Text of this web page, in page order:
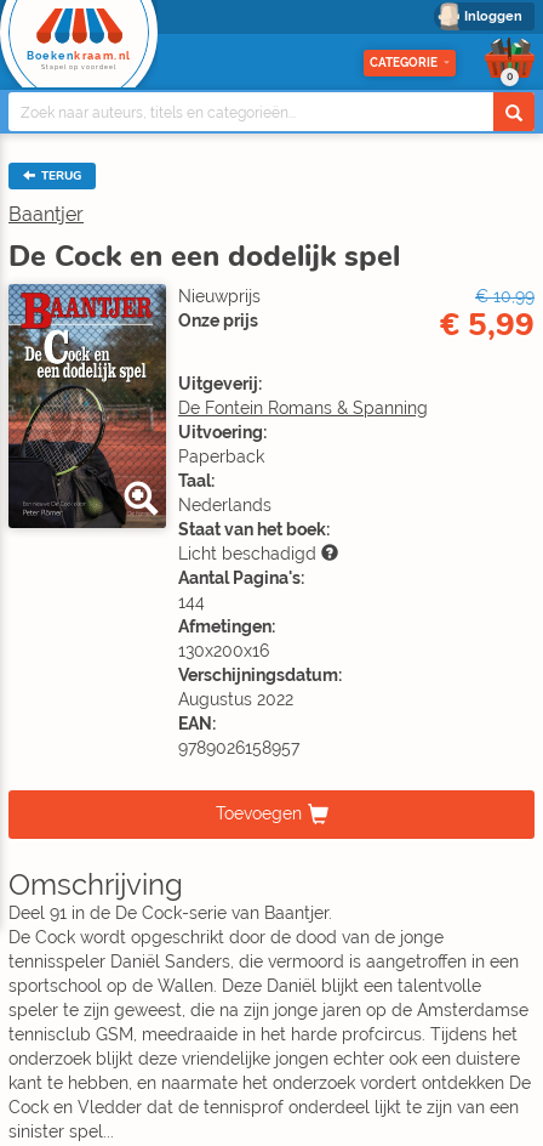
Inloggen
Boeken kraam.nl
Stapel op voordeel CATEGORIE
0
TERUG
Baantjer
De Cock en een dodelijk spel
Nieuwprijs
€ 10,99
Onze prijs
€ 5,99
Uitgeverij:
De Fontein Romans & Spanning
Uitvoering:
Paperback
Taal:
Nederlands
Staat van het boek:
Licht beschadigd
Aantal Pagina's:
144
Afmetingen:
130x200x16
Verschijningsdatum:
Augustus 2022
EAN:
9789026158957
Toevoegen
Omschrijving
Deel 91 in de De Cock-serie van Baantjer.
De Cock wordt opgeschrikt door de dood van de jonge
tennisspeler Daniël Sanders, die vermoord is aangetroffen in een
sportschool op de Wallen. Deze Daniël blijkt een talentvolle
speler te zijn geweest, die na zijn jonge jaren op de Amsterdamse
tennisclub GSM, meedraaide in het harde profcircus. Tijdens het
onderzoek blijkt deze vriendelijke jongen echter ook een duistere
kant te hebben, en naarmate het onderzoek vordert ontdekken De
Cock en Vledder dat de tennisprof onderdeel lijkt te zijn van een
sinister spel...